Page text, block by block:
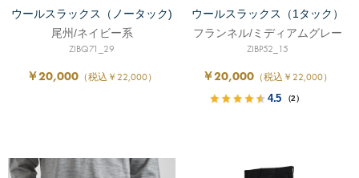
ウールスラックス（ノータック)
尾州/ネイビー系
ZIBQ71_29
￥20,000 （税込￥22,000）
ウールスラックス（1タック）
フランネル/ミディアムグレー
ZIBP52_15
￥20,000 （税込￥22,000）
4.5 （2）